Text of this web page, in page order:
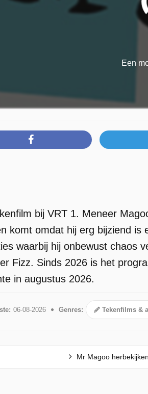
Een
bij VRT 1. Meneer
komt omdat hij erg bijziend
waarbij hij onbewust chaos
Fizz. Sinds 2026 is het
in augustus 2026.
06-08-2026 Genres: Tekenfilms &
Mr Magoo